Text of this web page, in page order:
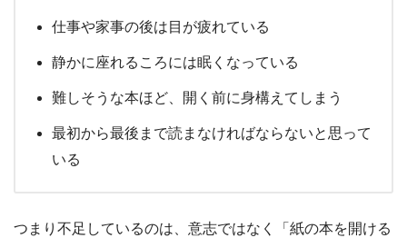
仕事や家事の後は目が疲れている
静かに座れるころには眠くなっている
難しそうな本ほど、開く前に身構えてしまう
最初から最後まで読まなければならないと思って
いる
つまり不足しているのは、意志ではなく「紙の本を開ける